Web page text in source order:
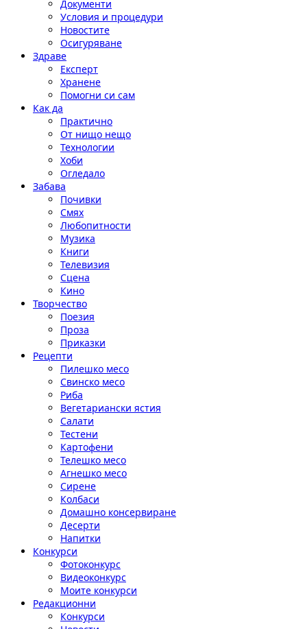
Документи
Условия и процедури
Новостите
Осигуряване
Здраве
Експерт
Хранене
Помогни си сам
Как да
Практично
От нищо нещо
Технологии
Хоби
Огледало
Забава
Почивки
Смях
Любопитности
Музика
Книги
Телевизия
Сцена
Кино
Творчество
Поезия
Проза
Приказки
Рецепти
Пилешко месо
Свинско месо
Риба
Вегетариански ястия
Салати
Тестени
Картофени
Телешко месо
Агнешко месо
Сирене
Колбаси
Домашно консервиране
Десерти
Напитки
Конкурси
Фотоконкурс
Видеоконкурс
Моите конкурси
Редакционни
Конкурси